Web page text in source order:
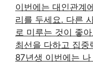
이번에는 대인관계
리를 두세요. 다른
로 미루는 것이 좋
최선을 다하고 집중
87년생 이번에는